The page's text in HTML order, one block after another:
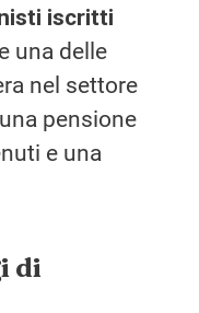
iscritti
una delle
nel settore
pensione
e una
di